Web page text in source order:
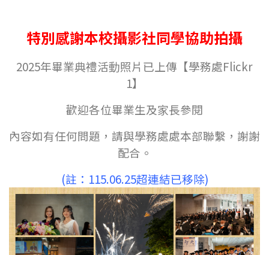
特別感謝本校攝影社同學協助拍攝
2025年畢業典禮活動照片已上傳【學務處Flickr
1】
歡迎各位畢業生及家長參閱
內容如有任何問題，請與學務處處本部聯繫，謝謝
配合。
(註： 115.06.25超連結已移除)